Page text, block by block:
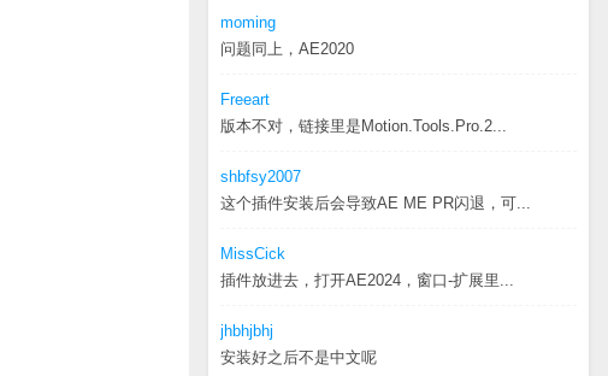
moming
问题同上，AE2020
Freeart
版本不对，链接里是Motion.Tools.Pro.2...
shbfsy2007
这个插件安装后会导致AE ME PR闪退，可...
MissCick
插件放进去，打开AE2024，窗口-扩展里...
jhbhjbhj
安装好之后不是中文呢